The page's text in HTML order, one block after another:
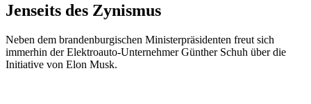
Jenseits des Zynismus
Neben dem brandenburgischen Ministerpräsidenten freut sich
immerhin der Elektroauto-Unternehmer Günther Schuh über die
Initiative von Elon Musk.